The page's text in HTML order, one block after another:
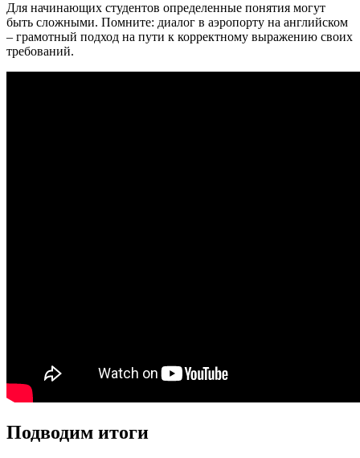
Для начинающих студентов определенные понятия могут
быть сложными. Помните: диалог в аэропорту на английском
– грамотный подход на пути к корректному выражению своих
требований.
Подводим итоги